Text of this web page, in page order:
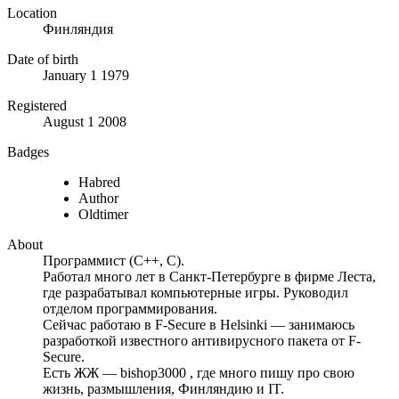
Location
Финляндия
Date of birth
January 1 1979
Registered
August 1 2008
Badges
Habred
Author
Oldtimer
About
Программист (C++, C).
Работал много лет в Санкт-Петербурге в фирме Леста,
где разрабатывал компьютерные игры. Руководил
отделом программирования.
Сейчас работаю в F-Secure в Helsinki — занимаюсь
разработкой известного антивирусного пакета от F-
Secure.
Есть ЖЖ — bishop3000 , где много пишу про свою
жизнь, размышления, Финляндию и IT.